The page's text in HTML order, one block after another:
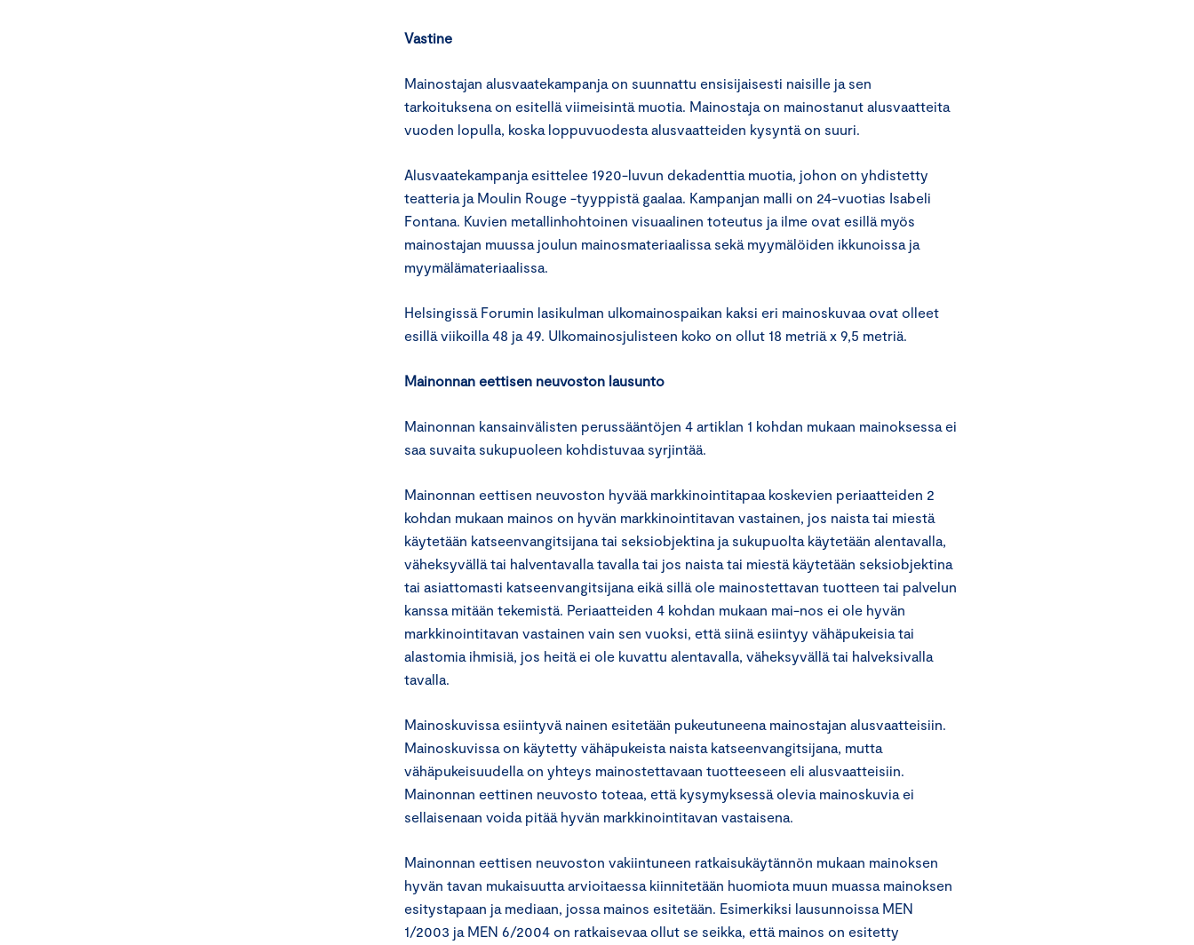
Vastine
Mainostajan alusvaatekampanja on suunnattu ensisijaisesti naisille ja sen
tarkoituksena on esitellä viimeisintä muotia. Mainostaja on mainostanut alusvaatteita
vuoden lopulla, koska loppuvuodesta alusvaatteiden kysyntä on suuri.
Alusvaatekampanja esittelee 1920-luvun dekadenttia muotia, johon on yhdistetty
teatteria ja Moulin Rouge -tyyppistä gaalaa. Kampanjan malli on 24-vuotias Isabeli
Fontana. Kuvien metallinhohtoinen visuaalinen toteutus ja ilme ovat esillä myös
mainostajan muussa joulun mainosmateriaalissa sekä myymälöiden ikkunoissa ja
myymälämateriaalissa.
Helsingissä Forumin lasikulman ulkomainospaikan kaksi eri mainoskuvaa ovat olleet
esillä viikoilla 48 ja 49. Ulkomainosjulisteen koko on ollut 18 metriä x 9,5 metriä.
Mainonnan eettisen neuvoston lausunto
Mainonnan kansainvälisten perussääntöjen 4 artiklan 1 kohdan mukaan mainoksessa ei
saa suvaita sukupuoleen kohdistuvaa syrjintää.
Mainonnan eettisen neuvoston hyvää markkinointitapaa koskevien periaatteiden 2
kohdan mukaan mainos on hyvän markkinointitavan vastainen, jos naista tai miestä
käytetään katseenvangitsijana tai seksiobjektina ja sukupuolta käytetään alentavalla,
väheksyvällä tai halventavalla tavalla tai jos naista tai miestä käytetään seksiobjektina
tai asiattomasti katseenvangitsijana eikä sillä ole mainostettavan tuotteen tai palvelun
kanssa mitään tekemistä. Periaatteiden 4 kohdan mukaan mai-nos ei ole hyvän
markkinointitavan vastainen vain sen vuoksi, että siinä esiintyy vähäpukeisia tai
alastomia ihmisiä, jos heitä ei ole kuvattu alentavalla, väheksyvällä tai halveksivalla
tavalla.
Mainoskuvissa esiintyvä nainen esitetään pukeutuneena mainostajan alusvaatteisiin.
Mainoskuvissa on käytetty vähäpukeista naista katseenvangitsijana, mutta
vähäpukeisuudella on yhteys mainostettavaan tuotteeseen eli alusvaatteisiin.
Mainonnan eettinen neuvosto toteaa, että kysymyksessä olevia mainoskuvia ei
sellaisenaan voida pitää hyvän markkinointitavan vastaisena.
Mainonnan eettisen neuvoston vakiintuneen ratkaisukäytännön mukaan mainoksen
hyvän tavan mukaisuutta arvioitaessa kiinnitetään huomiota muun muassa mainoksen
esitystapaan ja mediaan, jossa mainos esitetään. Esimerkiksi lausunnoissa MEN
1/2003 ja MEN 6/2004 on ratkaisevaa ollut se seikka, että mainos on esitetty